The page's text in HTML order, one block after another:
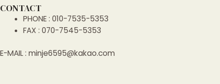
CONTACT
PHONE : 010-7535-5353
FAX : 070-7545-5353
E-MAIL : minje6595@kakao.com